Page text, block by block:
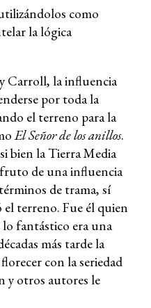
como
la lógica
Carroll, la influencia
por toda la
el terreno para la
El Señor de los anillos.
bien la Tierra Media
de una influencia
de trama, sí
terreno. Fue él quien
fantástico era una
más tarde la
con la seriedad
y otros autores le